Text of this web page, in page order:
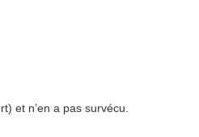
et n’en a pas survécu.